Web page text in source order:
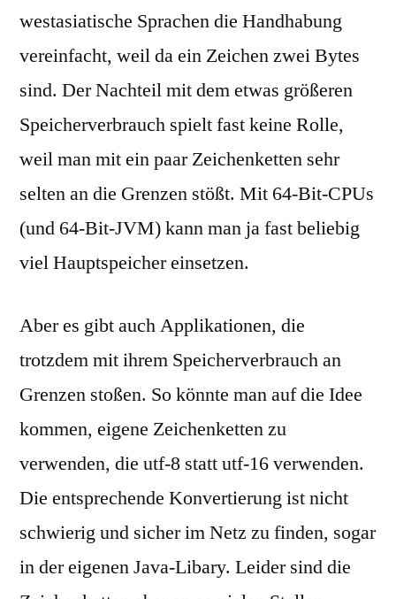
westasiatische Sprachen die Handhabung
vereinfacht, weil da ein Zeichen zwei Bytes
sind. Der Nachteil mit dem etwas größeren
Speicherverbrauch spielt fast keine Rolle,
weil man mit ein paar Zeichenketten sehr
selten an die Grenzen stößt. Mit 64-Bit-CPUs
(und 64-Bit-JVM) kann man ja fast beliebig
viel Hauptspeicher einsetzen.
Aber es gibt auch Applikationen, die
trotzdem mit ihrem Speicherverbrauch an
Grenzen stoßen. So könnte man auf die Idee
kommen, eigene Zeichenketten zu
verwenden, die utf-8 statt utf-16 verwenden.
Die entsprechende Konvertierung ist nicht
schwierig und sicher im Netz zu finden, sogar
in der eigenen Java-Libary. Leider sind die